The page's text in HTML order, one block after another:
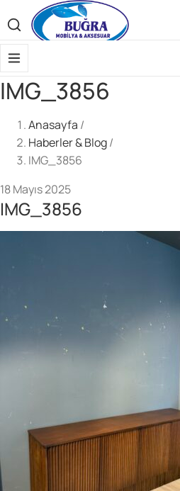
Kullanıcı adı veya e-posta adresi
Parolanızı mı unuttunuz?
Parolanızı mı
Hesap
IMG_3856
Anasayfa /
Haberler & Blog/
IMG_3856
18 Mayıs 2025
IMG_3856
Scientific Bodybuilding:an extensive